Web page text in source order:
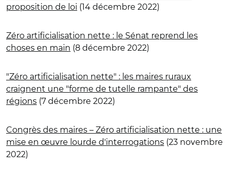
proposition de loi (14 décembre 2022)
Zéro artificialisation nette : le Sénat reprend les
choses en main (8 décembre 2022)
"Zéro artificialisation nette" : les maires ruraux
craignent une "forme de tutelle rampante" des
régions (7 décembre 2022)
Congrès des maires – Zéro artificialisation nette : une
mise en œuvre lourde d'interrogations (23 novembre
2022)